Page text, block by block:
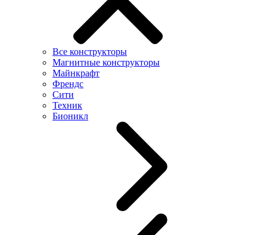
Все конструкторы
Магнитные конструкторы
Майнкрафт
Френдс
Сити
Техник
Бионикл